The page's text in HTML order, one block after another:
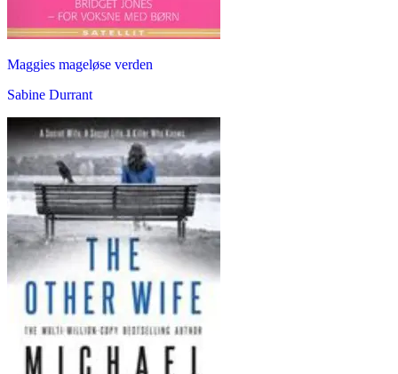
Maggies mageløse verden
Sabine Durrant